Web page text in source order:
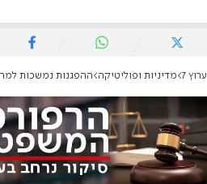
ערוץ 7 מדיניות ופוליטיקה ההפגנות נמשכות למרות ההידברות: